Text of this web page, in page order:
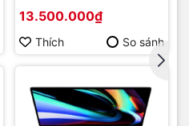
13.500.000₫
Thích So sánh